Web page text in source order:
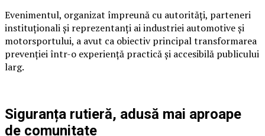
Evenimentul, organizat împreună cu autorități, parteneri
instituționali și reprezentanți ai industriei automotive și
motorsportului, a avut ca obiectiv principal transformarea
prevenției într-o experiență practică și accesibilă publicului
larg.
Siguranța rutieră, adusă mai aproape
de comunitate